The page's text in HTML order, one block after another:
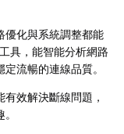
優化與系統調整都能
具，能智能分析網路
流暢的連線品質。
效解決斷線問題，